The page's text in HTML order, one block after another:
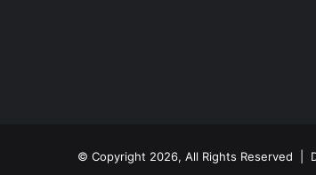
© Copyright 2026, All Rights Reserved |